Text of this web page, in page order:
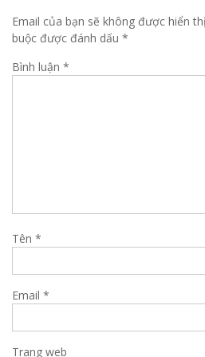
Email của bạn sẽ không được hiển
buộc được đánh dấu *
Bình luận *
Tên *
Email *
Trang web